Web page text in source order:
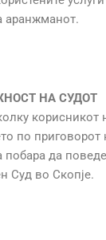
аранжманот.
НА СУДОТ
корисникот
по приговорот
побара да
Суд во Скопје.